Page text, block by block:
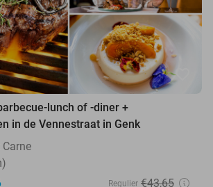
favorite_border
lunch of -diner +
in de Vennestraat in Genk
Carne
Regulier €43,65